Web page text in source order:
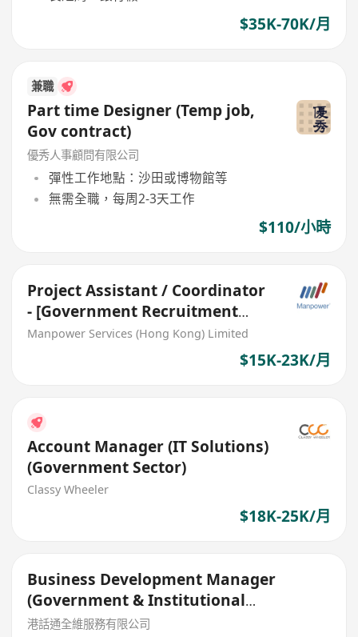
$35K-70K/月
兼職
Part time Designer (Temp job,
Gov contract)
優秀人事顧問有限公司
彈性工作地點：沙田或博物館等
無需全職，每周2-3天工作
$110/小時
Project Assistant / Coordinator
- [Government Recruitment
Project]
Manpower Services (Hong Kong) Limited
$15K-23K/月
Account Manager (IT Solutions)
(Government Sector)
Classy Wheeler
$18K-25K/月
Business Development Manager
(Government & Institutional
Partnerships)
港話通全維服務有限公司